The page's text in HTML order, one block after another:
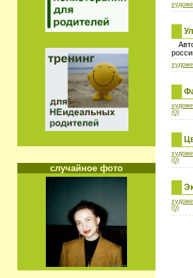
случайное фото
(0)
(0)
(0)